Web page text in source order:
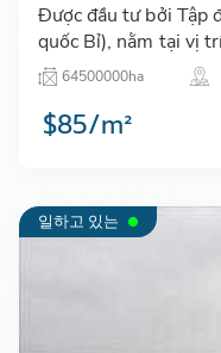
Được đầu tư bởi Tập
quốc Bỉ), nằm tại vị
Phòng, cùng với hạ
giao…
64500000ha
$85/m²
일하고 있는